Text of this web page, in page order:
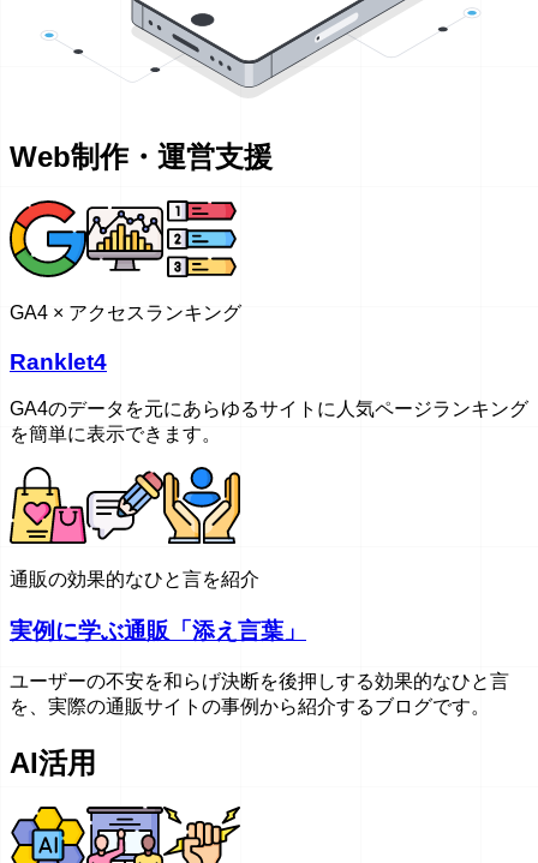
Web制作・運営支援
GA4 × アクセスランキング
Ranklet4
GA4のデータを元にあらゆるサイトに人気ページランキング
を簡単に表示できます。
通販の効果的なひと言を紹介
実例に学ぶ通販「添え言葉」
ユーザーの不安を和らげ決断を後押しする効果的なひと言
を、実際の通販サイトの事例から紹介するブログです。
AI活用